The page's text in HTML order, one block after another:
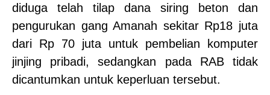
diduga telah tilap dana siring beton dan
pengurukan gang Amanah sekitar Rp18 juta
dari Rp 70 juta untuk pembelian komputer
jinjing pribadi, sedangkan pada RAB tidak
dicantumkan untuk keperluan tersebut.